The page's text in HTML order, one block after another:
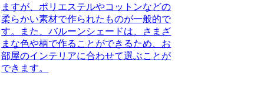
ますが、ポリエステルやコットンなどの
柔らかい素材で作られたものが一般的で
す。また、バルーンシェードは、さまざ
まな色や柄で作ることができるため、お
部屋のインテリアに合わせて選ぶことが
できます。